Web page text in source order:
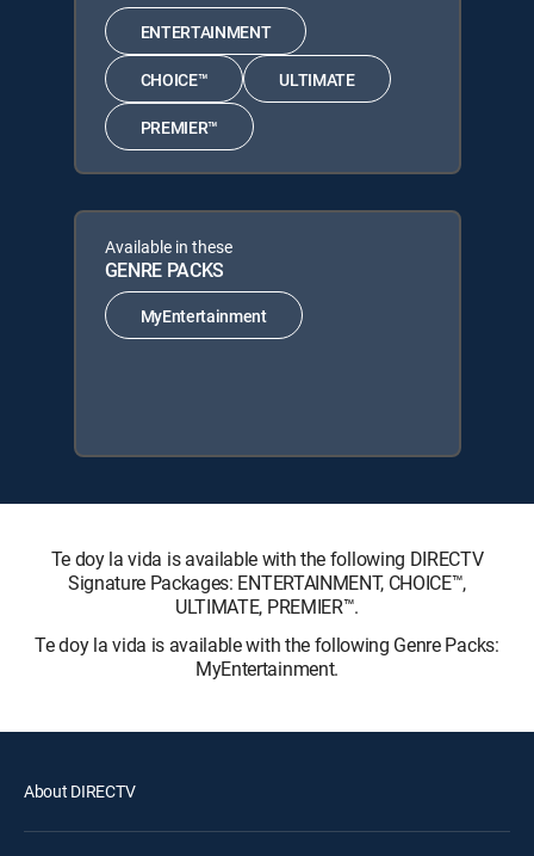
ENTERTAINMENT
CHOICE™ ULTIMATE
PREMIER™
Available in these
GENRE PACKS
MyEntertainment
Te doy la vida is available with the following DIRECTV
Signature Packages: ENTERTAINMENT, CHOICE™,
ULTIMATE, PREMIER™.
Te doy la vida is available with the following Genre Packs:
MyEntertainment.
About DIRECTV